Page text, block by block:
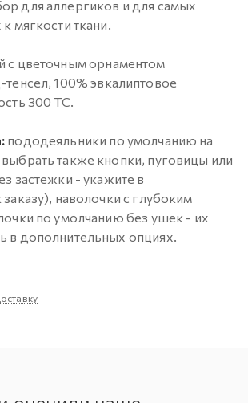
для аллергиков и для самых
мягкости ткани.
с цветочным орнаментом
100% эвкалиптовое
300 ТС.
пододеяльники по умолчанию на
также кнопки, пуговицы или
застежки - укажите в
наволочки с глубоким
по умолчанию без ушек - их
в дополнительных опциях.